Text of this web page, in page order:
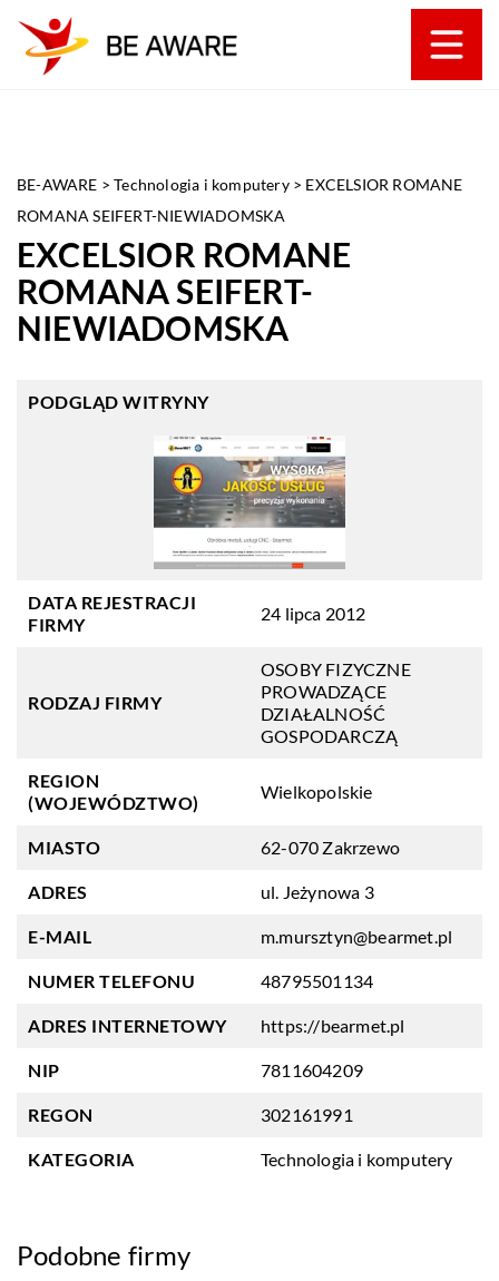
BE-AWARE >Technologia i komputery> EXCELSIOR ROMANE
ROMANA SEIFERT-NIEWIADOMSKA
EXCELSIOR ROMANE
ROMANA SEIFERT-
NIEWIADOMSKA
PODGLĄD WITRYNY
DATA REJESTRACJI
FIRMY
24 lipca 2012
RODZAJ FIRMY
OSOBY FIZYCZNE
PROWADZĄCE
DZIAŁALNOŚĆ
GOSPODARCZĄ
REGION
(WOJEWÓDZTWO)
Wielkopolskie
MIASTO 62-070 Zakrzewo
ADRES ul. Jeżynowa 3
E-MAIL m.mursztyn@bearmet.pl
NUMER TELEFONU 48795501134
ADRES INTERNETOWY https://bearmet.pl
NIP 7811604209
REGON 302161991
KATEGORIA Technologia i komputery
Podobne firmy